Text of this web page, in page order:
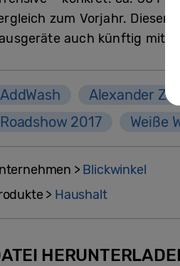
zum Vorjahr. Diesen
auch künftig mit
AddWash Alexander
Roadshow 2017
Weiße
> Blickwinkel
> Haushalt